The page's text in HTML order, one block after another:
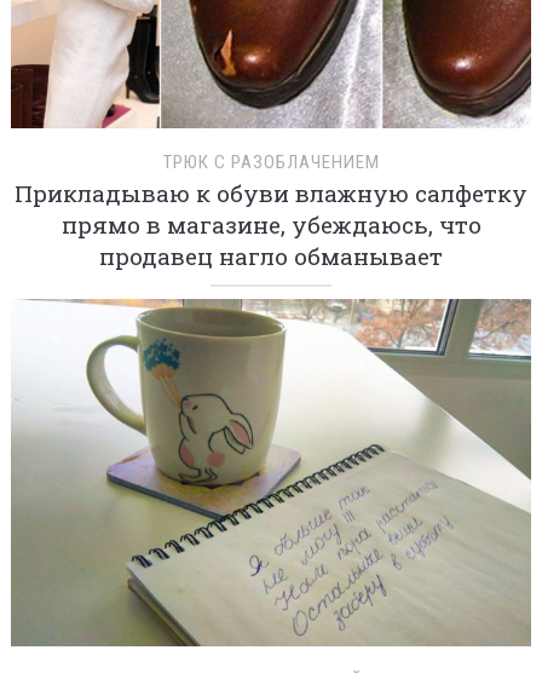
ТРЮК С РАЗОБЛАЧЕНИЕМ
Прикладываю к обуви влажную салфетку
прямо в магазине, убеждаюсь, что
продавец нагло обманывает